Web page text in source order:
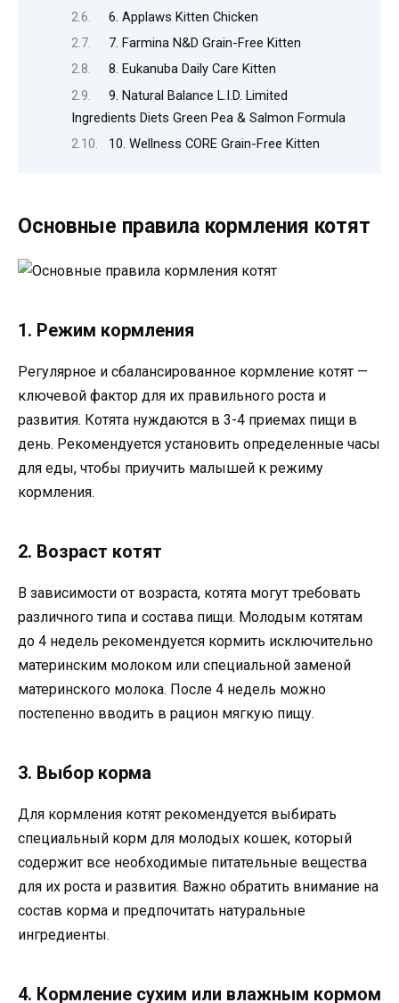
6. Applaws Kitten Chicken
7. Farmina N&D Grain-Free Kitten
8. Eukanuba Daily Care Kitten
9. Natural Balance L.I.D. Limited
Ingredients Diets Green Pea & Salmon Formula
10. Wellness CORE Grain-Free Kitten
Основные правила кормления котят
1. Режим кормления
Регулярное и сбалансированное кормление котят —
ключевой фактор для их правильного роста и
развития. Котята нуждаются в 3-4 приемах пищи в
день. Рекомендуется установить определенные часы
для еды, чтобы приучить малышей к режиму
кормления.
2. Возраст котят
В зависимости от возраста, котята могут требовать
различного типа и состава пищи. Молодым котятам
до 4 недель рекомендуется кормить исключительно
материнским молоком или специальной заменой
материнского молока. После 4 недель можно
постепенно вводить в рацион мягкую пищу.
3. Выбор корма
Для кормления котят рекомендуется выбирать
специальный корм для молодых кошек, который
содержит все необходимые питательные вещества
для их роста и развития. Важно обратить внимание на
состав корма и предпочитать натуральные
ингредиенты.
4. Кормление сухим или влажным кормом